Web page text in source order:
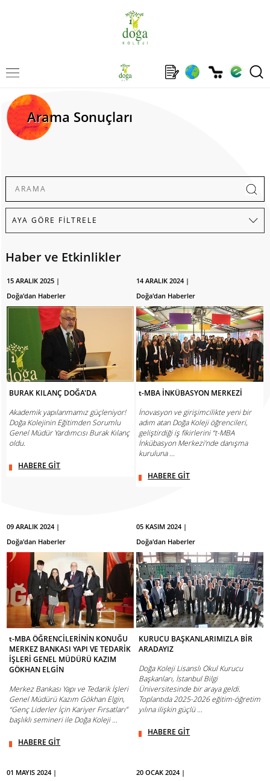
Arama Sonuçları
Haber ve Etkinlikler
15 ARALIK 2025 |
Doğa'dan Haberler
BURAK KILANÇ DOĞA'DA
Akademik yapılanmamız güçleniyor!
Doğa Kolejinin Eğitimden Sorumlu
Genel Müdür Yardımcısı Burak Kılanç
oldu.
HABERE GİT
14 ARALIK 2024 |
Doğa'dan Haberler
t-MBA İNKÜBASYON MERKEZİ
İnovasyon ve girişimcilikte yeni bir
adım atan Doğa Koleji öğrencileri,
geliştirdiği iş fikirlerini “t-MBA
İnkübasyon Merkezi’nde danışma
kuruluna ...
HABERE GİT
09 ARALIK 2024 |
Doğa'dan Haberler
t-MBA ÖĞRENCİLERİNİN KONUĞU
MERKEZ BANKASI YAPI VE TEDARİK
İŞLERİ GENEL MÜDÜRÜ KAZIM
GÖKHAN ELGİN
Merkez Bankası Yapı ve Tedarik İşleri
Genel Müdürü Kazım Gökhan Elgin,
“Genç Liderler İçin Kariyer Fırsatları”
başlıklı semineri ile Doğa Koleji ...
HABERE GİT
05 KASIM 2024 |
Doğa'dan Haberler
KURUCU BAŞKANLARIMIZLA BİR
ARADAYIZ
Doğa Koleji Lisanslı Okul Kurucu
Başkanları, İstanbul Bilgi
Üniversitesinde bir araya geldi.
Toplantıda 2025-2026 eğitim-öğretim
yılına ilişkin güçlü ...
HABERE GİT
01 MAYIS 2024 |
20 OCAK 2024 |